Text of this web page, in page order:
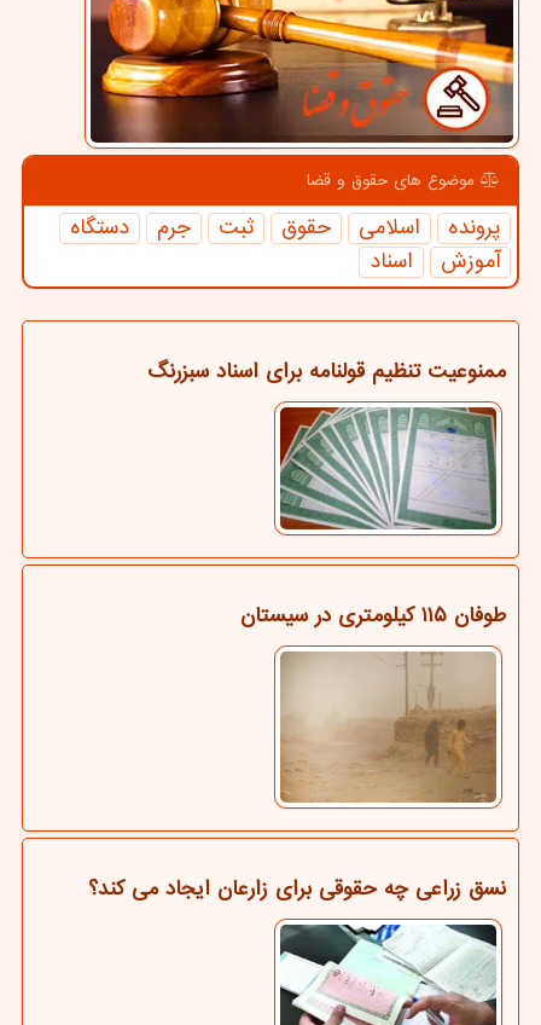
موضوع های حقوق و قضا
پرونده اسلامی حقوق ثبت جرم
دستگاه
آموزش
اسناد
ممنوعیت تنظیم قولنامه برای اسناد سبزرنگ
طوفان ۱۱۵ کیلومتری در سیستان
نسق زراعی چه حقوقی برای زارعان ایجاد می کند؟